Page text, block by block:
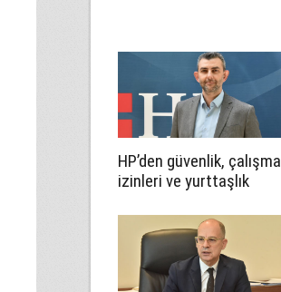
HP’den güvenlik, çalışma
izinleri ve yurttaşlık
öneriler